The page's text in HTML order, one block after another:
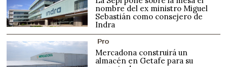
nombre del ex ministro Miguel
Sebastián como consejero de
Indra
Pro
Mercadona construirá un
almacén en Getafe para su